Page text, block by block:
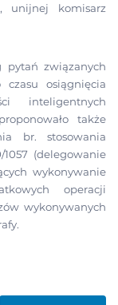
komisarz
pytań związanych
osiągnięcia
inteligentnych
także
br. stosowania
(delegowanie
wykonywanie
operacji
wykonywanych